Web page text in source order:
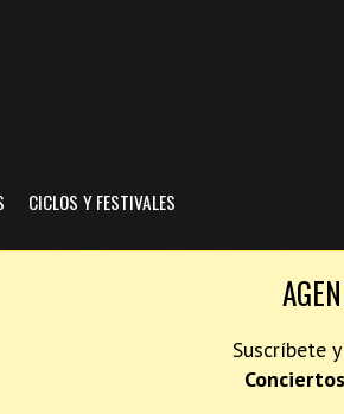
CICLOS Y FESTIVALES
Suscríbete
Conciertos